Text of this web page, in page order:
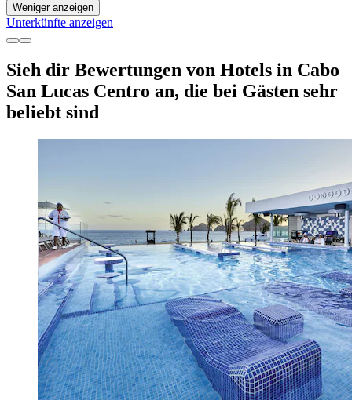
Weniger anzeigen
Unterkünfte anzeigen
Sieh dir Bewertungen von Hotels in Cabo
San Lucas Centro an, die bei Gästen sehr
beliebt sind